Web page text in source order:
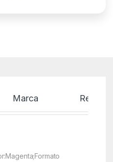
Marca Reseñas